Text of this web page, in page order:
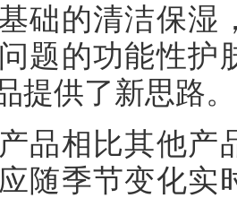
础的清洁保湿
题的功能性护
提供了新思路。
相比其他产
随季节变化实